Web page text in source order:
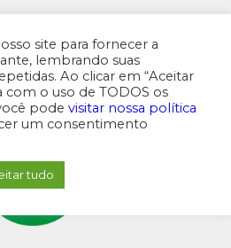
site para fornecer a
lembrando suas
Ao clicar em “Aceitar
com o uso de TODOS os
pode visitar nossa política
um consentimento
tudo